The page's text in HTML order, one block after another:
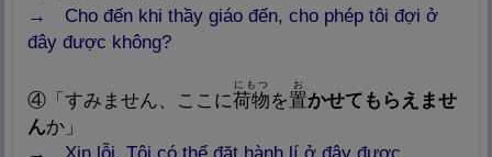
→ Cho đến khi thầy giáo đến, cho phép tôi đợi ở
đây được không?
④「すみません、ここに荷物
にもつ
を置
お
かせてもらえませ
んか」
→ Xin lỗi. Tôi có thể đặt hành lí ở đây được